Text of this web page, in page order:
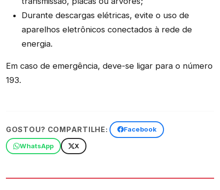
Durante descargas elétricas, evite o uso de
aparelhos eletrônicos conectados à rede de
energia.
Em caso de emergência, deve-se ligar para o número
193.
GOSTOU? COMPARTILHE: Facebook
WhatsApp X